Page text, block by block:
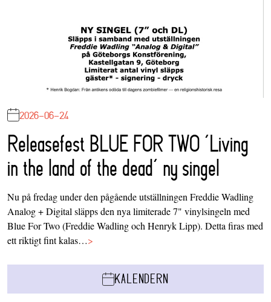
2026-06-24
Releasefest BLUE FOR TWO ‘Living
in the land of the dead’ ny singel
Nu på fredag under den pågående utställningen Freddie Wadling
Analog + Digital släpps den nya limiterade 7" vinylsingeln med
Blue For Two (Freddie Wadling och Henryk Lipp). Detta firas med
ett riktigt fint kalas…>
KALENDERN